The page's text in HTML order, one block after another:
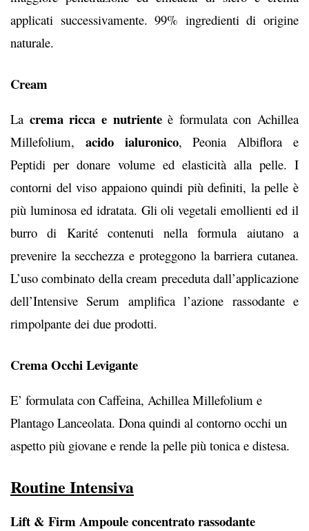
applicati successivamente. 99% ingredienti di origine
naturale.
Cream
La crema ricca e nutrienteè formulata con Achillea
Millefolium, acido ialuronico, Peonia Albiflora e
Peptidi per donare volume ed elasticità alla pelle. I
contorni del viso appaiono quindi più definiti, la pelle è
più luminosa ed idratata. Gli oli vegetali emollienti ed il
burro di Karité contenuti nellaformula aiutano a
prevenire la secchezza e proteggono la barriera cutanea.
L’uso combinato della cream preceduta dall’applicazione
dell’Intensive Serum amplifica l’azione rassodante e
rimpolpante dei due prodotti.
Crema Occhi Levigante
E’ formulata con Caffeina, Achillea Millefolium e
Plantago Lanceolata. Dona quindi al contorno occhi un
aspetto più giovane e rende la pelle più tonica e distesa.
Routine Intensiva
Lift & Firm Ampouleconcentrato rassodante